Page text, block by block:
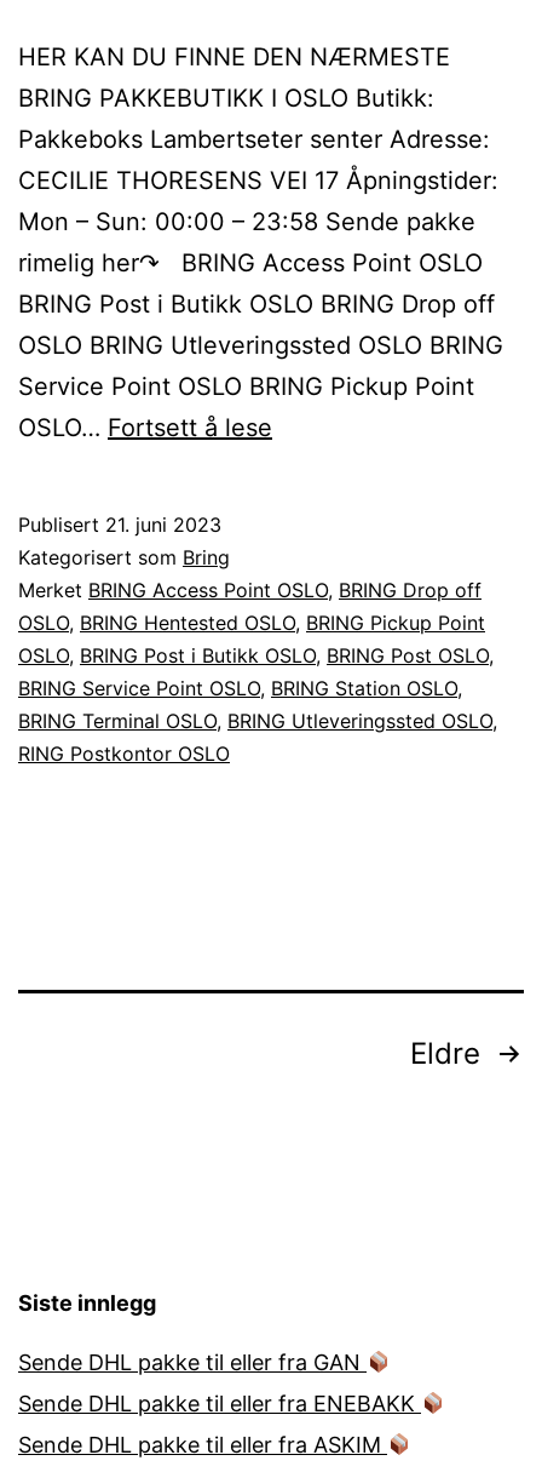
HER KAN DU FINNE DEN NÆRMESTE
BRING PAKKEBUTIKK I OSLO Butikk:
Pakkeboks Lambertseter senter Adresse:
CECILIE THORESENS VEI 17 Åpningstider:
Mon – Sun: 00:00 – 23:58 Sende pakke
rimelig her↷ BRING Access Point OSLO
BRING Post i Butikk OSLO BRING Drop off
OSLO BRING Utleveringssted OSLO BRING
Service Point OSLO BRING Pickup Point
OSLO… Fortsett å lese
eller
fra
OSLO
Publisert 21. juni 2023
Kategorisert som Bring
Merket BRING Access Point OSLO, BRING Drop off
OSLO, BRING Hentested OSLO, BRING Pickup Point
OSLO, BRING Post i Butikk OSLO, BRING Post OSLO,
BRING Service Point OSLO, BRING Station OSLO,
BRING Terminal OSLO, BRING Utleveringssted OSLO,
RING Postkontor OSLO
Eldre
Siste innlegg
Sende DHL pakke til eller fra GAN
Sende DHL pakke til eller fra ENEBAKK
Sende DHL pakke til eller fra ASKIM